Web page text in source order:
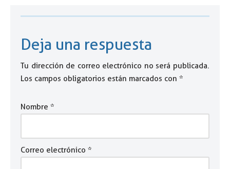
Deja una respuesta
Tu dirección de correo electrónico no será publicada.
Los campos obligatorios están marcados con *
Nombre *
Correo electrónico *